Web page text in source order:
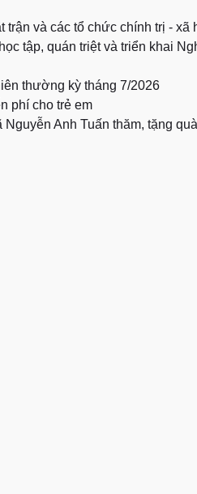
trận và các tổ chức chính trị - xã
tập, quán triệt và triển khai
thường kỳ tháng 7/2026
phí cho trẻ em
Anh Tuấn thăm, tặng